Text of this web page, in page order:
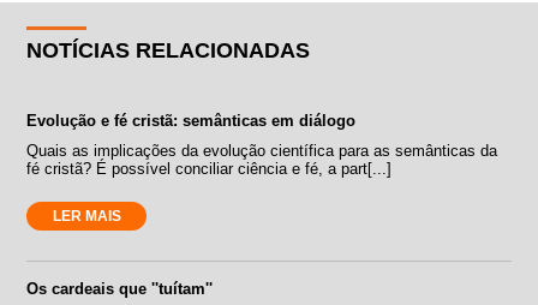
NOTÍCIAS RELACIONADAS
Evolução e fé cristã: semânticas em diálogo
Quais as implicações da evolução científica para as semânticas da
fé cristã? É possível conciliar ciência e fé, a part[...]
LER MAIS
Os cardeais que ''tuítam''